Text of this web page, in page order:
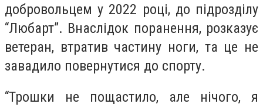
добровольцем у 2022 році, до підрозділу
“Любарт”. Внаслідок поранення, розказує
ветеран, втратив частину ноги, та це не
завадило повернутися до спорту.
“Трошки не пощастило, але нічого, я